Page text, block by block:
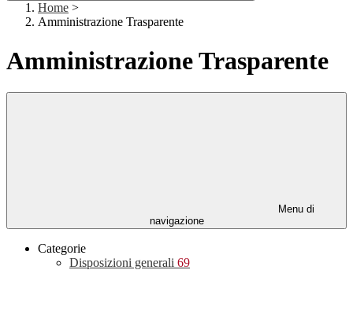
Home >
Amministrazione Trasparente
Amministrazione Trasparente
Menu di
navigazione
Categorie
Disposizioni generali 69